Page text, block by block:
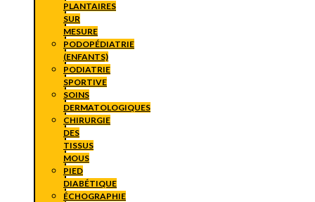
PLANTAIRES
SUR
MESURE
PODOPÉDIATRIE
(ENFANTS)
PODIATRIE
SPORTIVE
SOINS
DERMATOLOGIQUES
CHIRURGIE
DES
TISSUS
MOUS
PIED
DIABÉTIQUE
ÉCHOGRAPHIE